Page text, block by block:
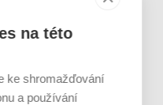
na této
ke shromažďování
a používání